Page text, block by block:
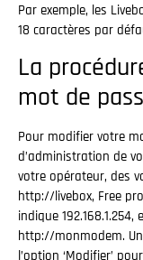
Par exemple, les
18 caractères par
La
mot de
Pour modifier votre
d’administration de
votre opérateur, des
http://livebox, Free
indique 192.168.1.254,
http://monmodem.
l’option ‘Modifier’